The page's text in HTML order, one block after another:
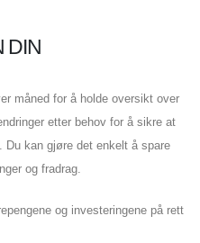
DIN
måned for å holde oversikt over
etter behov for å sikre at
Du kan gjøre det enkelt å spare
og fradrag.
og investeringene på rett